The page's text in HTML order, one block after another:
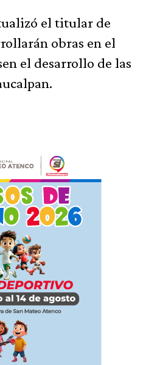
el titular de
obras en el
el desarrollo de las